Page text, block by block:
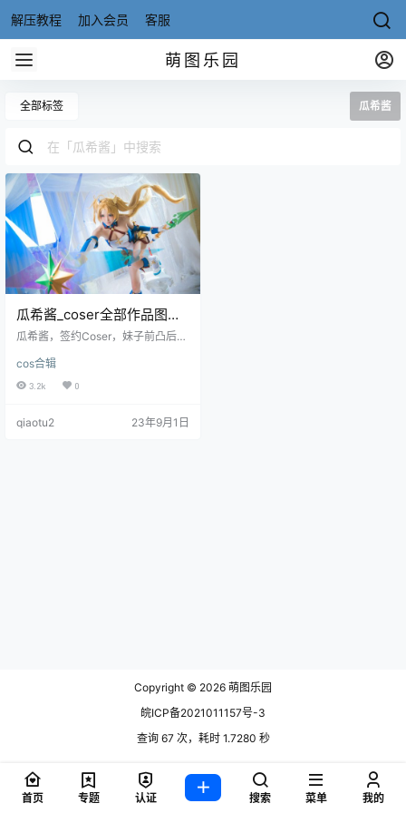
解压教程 加入会员 客服
萌图乐园
全部标签 瓜希酱
瓜希酱_coser全部作品图包
合集 106套 [持续更新]
瓜希酱，签约Coser，妹子前凸后
1日出生，金牛座，职业Coser、围
脖网荭，有着可爱美丽颜值，纤细
姐姐作品都非常顶.
cos合辑
3.2k 0
qiaotu2 23年9月1日
Copyright © 2026 萌图乐园
皖ICP备2021011157号-3
查询 67 次，耗时 1.7280 秒
首页 专题 认证 搜索 菜单 我的